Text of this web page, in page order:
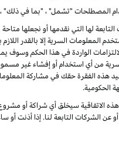
المصطلحات "تشمل" ، "بما في ذلك"
لها التي نقدمها أو نجعلها
المعلومات السرية إلا بالقدر
الواردة في هذا الحكم
من أي استخدام أو إفشاء غير
بعد الإنهاء. لا تقيد هذه الفقرة حقك
الحكومية.
سيخلق أي شراكة أو
عن الشركات التابعة لنا. إذا